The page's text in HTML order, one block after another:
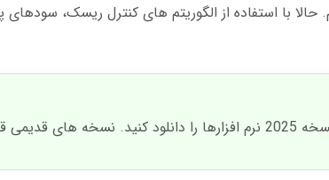
با استفاده از الگوریتم های کنترل ریسک، سودهای
پویا نیستند.